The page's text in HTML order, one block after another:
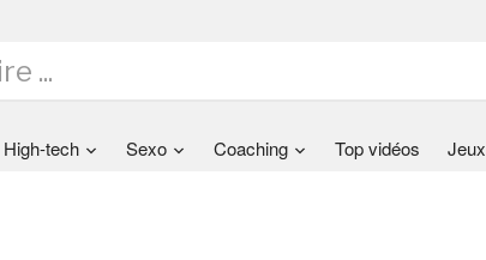
High-tech Sexo Coaching Top vidéos Jeux